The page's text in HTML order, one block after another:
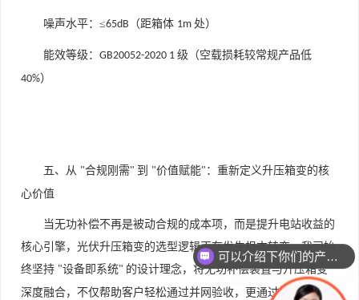
噪声水平： ≤65dB （距箱体 1m 处）
能效等级： GB20052-2020 1 级（空载损耗较常规产品低
40%）
五、从 "合规刚需" 到 "价值赋能" ：重新定义升压箱变的核
心价值
当无功补偿不再是被动合规的成本项，而是提升电站收益的
核心引擎，光伏升压箱变的选型逻辑正在发生根本转变。我司始
终坚持 "设备即系统" 的设计理念，将无功补偿装置与升压箱变
深度融合，不仅帮助客户轻松通过并网验收，更通过技术创新实
可以介绍下你们的产品么
你们是怎么收费的呢